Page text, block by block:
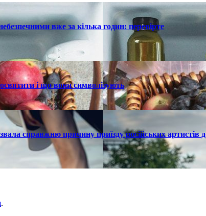
вже за кілька годин: перевірте
і що вони символізують
справжню причину приїзду російських артистів
.